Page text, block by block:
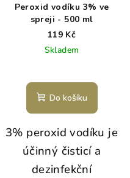
Peroxid vodíku 3% ve
spreji - 500 ml
119 Kč
Skladem
Do košíku
3% peroxid vodíku je
účinný čisticí a
dezinfekční